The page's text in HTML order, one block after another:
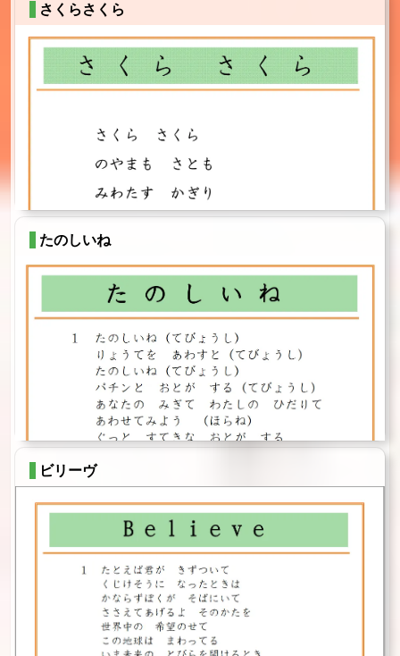
さくらさくら
たのしいね
ビリーヴ